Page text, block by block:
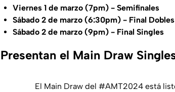
Viernes 1 de marzo (7pm) - Semifinales
Sábado 2 de marzo (6:30pm) - Final Dobles
Sábado 2 de marzo (9pm) - Final Singles
Presentan el Main Draw
El Main Draw del #AMT2024 está